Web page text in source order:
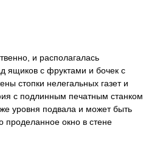
и располагалась
ящиков с фруктами и бочек с
стопки нелегальных газет и
с подлинным печатным станком
уровня подвала и может быть
проделанное окно в стене